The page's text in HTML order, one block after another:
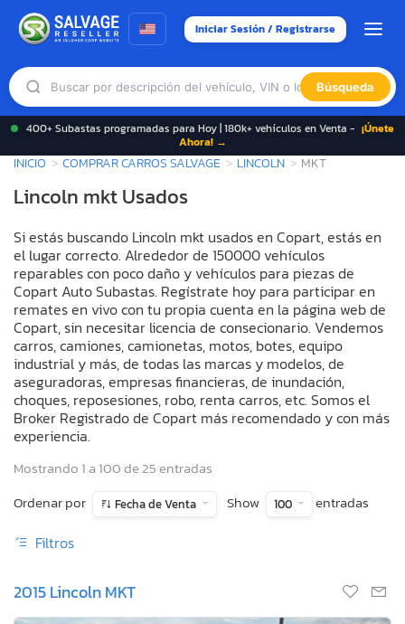
Iniciar Sesión / Registrarse
Búsqueda
400+ Subastas programadas para Hoy | 180k+ vehículos en Venta - ¡Únete
Ahora! →
INICIO COMPRAR CARROS SALVAGE LINCOLN MKT
Lincoln mkt Usados
Si estás buscando Lincoln mkt usados en Copart, estás en
el lugar correcto. Alrededor de 150000 vehículos
reparables con poco daño y vehículos para piezas de
Copart Auto Subastas. Regístrate hoy para participar en
remates en vivo con tu propia cuenta en la página web de
Copart, sin necesitar licencia de consecionario. Vendemos
carros, camiones, camionetas, motos, botes, equipo
industrial y más, de todas las marcas y modelos, de
aseguradoras, empresas financieras, de inundación,
choques, reposesiones, robo, renta carros, etc. Somos el
Broker Registrado de Copart más recomendado y con más
experiencia.
Mostrando 1 a 100 de 25 entradas
Ordenar por
Fecha de Venta Show 100 entradas
Filtros
2015 Lincoln MKT